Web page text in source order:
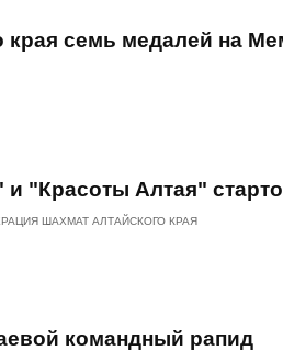
края семь медалей на
"Красоты Алтая"
ШАХМАТ АЛТАЙСКОГО КРАЯ
командный рапид